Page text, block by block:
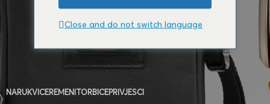
NARUKVICEREMENITORBICEPRIVJESCI
Close and do not switch language